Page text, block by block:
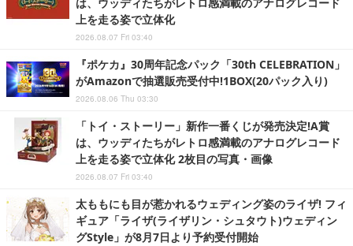
上を走る姿で立体化
2026.08.07 Fri 03:40
『ポケカ』30周年記念パック「30th CELEBRATION」
がAmazonで抽選販売受付中!1BOX(20パック入り)
2026.08.06 Thu 03:30
「トイ・ストーリー」新作一番くじが発売決定!A賞
は、ウッディたちがレトロ感満載のアナログレコード
上を走る姿で立体化 2枚目の写真・画像
2026.08.07 Fri 03:40
太ももにも目が惹かれるウェディング姿のライザ! フィ
ギュア「ライザ(ライザリン・シュタウト)ウェディン
グStyle」が8月7日より予約受付開始